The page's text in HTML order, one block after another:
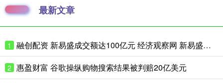
最新文章
1 融创配资 新易盛成交额达100亿元 经济观察网 新易盛成交额达100亿元，现跌
2 惠盈财富 谷歌操纵购物搜索结果被判赔20亿美元